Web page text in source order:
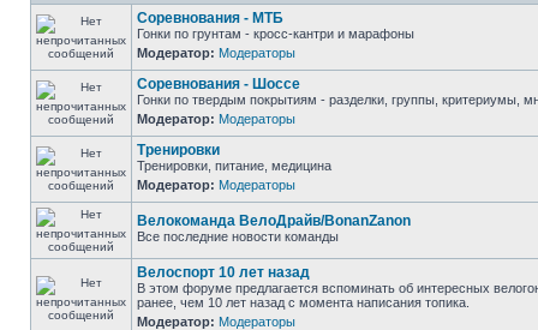
Соревнования - МТБ
Гонки по грунтам - кросс-кантри и марафоны
Модератор: Модераторы
Соревнования - Шоссе
Гонки по твердым покрытиям - разделки, группы, критериумы,
Модератор: Модераторы
Тренировки
Тренировки, питание, медицина
Модератор: Модераторы
Велокоманда ВелоДрайв/BonanZanon
Все последние новости команды
Велоспорт 10 лет назад
В этом форуме предлагается вспоминать об интересных
ранее, чем 10 лет назад с момента написания топика.
Модератор: Модераторы